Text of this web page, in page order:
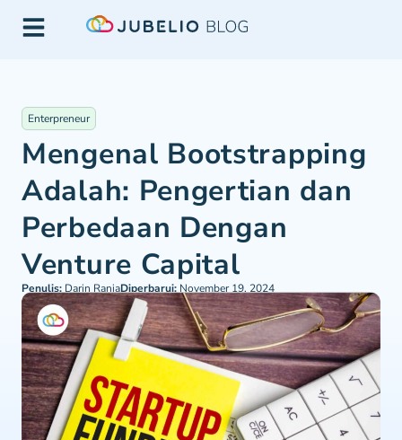
Enterpreneur
Mengenal Bootstrapping
Adalah: Pengertian dan
Perbedaan Dengan
Venture Capital
Penulis: Darin RaniaDiperbarui: November 19, 2024